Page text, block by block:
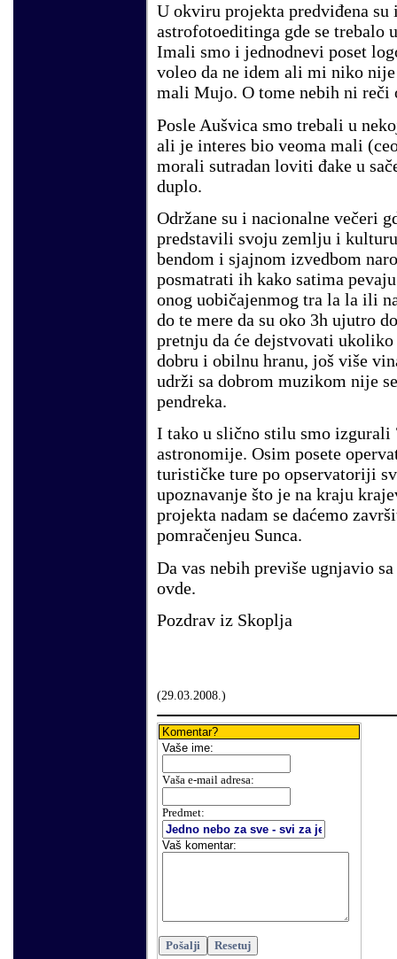
U okviru projekta predviđena
astrofotoeditinga gde se trebalo
Imali smo i jednodnevi poset
voleo da ne idem ali mi niko
mali Mujo. O tome nebih ni reči
Posle Aušvica smo trebali u
ali je interes bio veoma mali
morali sutradan loviti đake u
duplo.
Održane su i nacionalne večeri
predstavili svoju zemlju i
bendom i sjajnom izvedbom
posmatrati ih kako satima
onog uobičajenmog tra la la ili
do te mere da su oko 3h ujutro
pretnju da će dejstvovati ukoliko
dobru i obilnu hranu, još više
udrži sa dobrom muzikom nije
pendreka.
I tako u slično stilu smo izgurali
astronomije. Osim posete
turističke ture po opservatoriji
upoznavanje što je na kraju
projekta nadam se daćemo
pomračenjeu Sunca.
Da vas nebih previše ugnjavio
ovde.
Pozdrav iz Skoplja
(29 03 .2008. )
Komentar?
Vaše ime:
Vaša e-mail adresa:
Predmet:
Vaš komentar: